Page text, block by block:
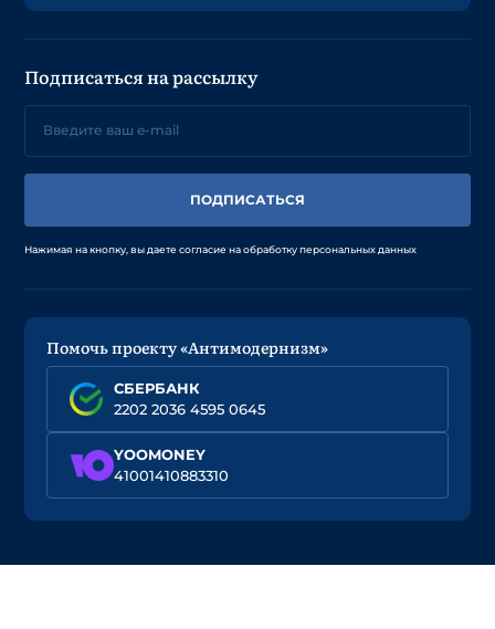
Подписаться на рассылку
ПОДПИСАТЬСЯ
Нажимая на кнопку, вы даете согласие на обработку персональных данных
Помочь проекту «Антимодернизм»
СБЕРБАНК
2202 2036 4595 0645
YOOMONEY
41001410883310